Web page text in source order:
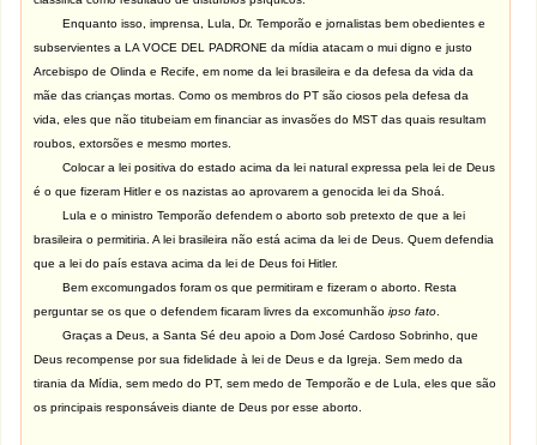
Enquanto isso, imprensa, Lula, Dr. Temporão e jornalistas bem obedientes e
subservientes a LA VOCE DEL PADRONE da mídia atacam o mui digno e justo
Arcebispo de Olinda e Recife, em nome da lei brasileira e da defesa da vida da
mãe das crianças mortas. Como os membros do PT são ciosos pela defesa da
vida, eles que não titubeiam em financiar as invasões do MST das quais resultam
roubos, extorsões e mesmo mortes.
Colocar a lei positiva do estado acima da lei natural expressa pela lei de Deus
é o que fizeram Hitler e os nazistas ao aprovarem a genocida lei da Shoá.
Lula e o ministro Temporão defendem o aborto sob pretexto de que a lei
brasileira o permitiria. A lei brasileira não está acima da lei de Deus. Quem defendia
que a lei do país estava acima da lei de Deus foi Hitler.
Bem excomungados foram os que permitiram e fizeram o aborto. Resta
perguntar se os que o defendem ficaram livres da excomunhãoipso fato
Graças a Deus, a Santa Sé deu apoio a Dom José Cardoso Sobrinho, que
Deus recompense por sua fidelidade à lei de Deus e da Igreja. Sem medo da
tirania da Mídia, sem medo do PT, sem medo de Temporão e de Lula, eles que são
os principais responsáveis diante de Deus por esse aborto.